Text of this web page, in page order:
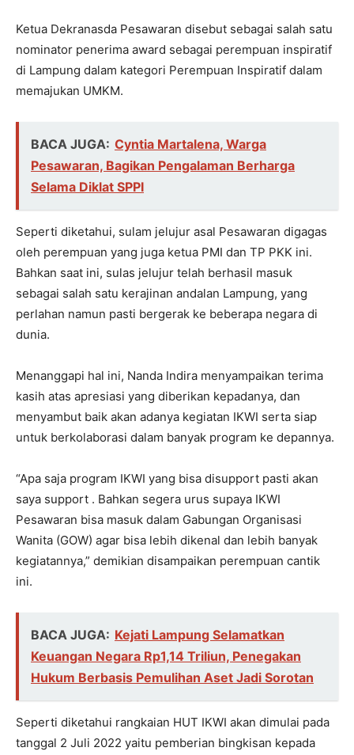
Ketua Dekranasda Pesawaran disebut sebagai salah satu
nominator penerima award sebagai perempuan inspiratif
di Lampung dalam kategori Perempuan Inspiratif dalam
memajukan UMKM.
BACA JUGA: Cyntia Martalena, Warga
Pesawaran, Bagikan Pengalaman Berharga
Selama Diklat SPPI
Seperti diketahui, sulam jelujur asal Pesawaran digagas
oleh perempuan yang juga ketua PMI dan TP PKK ini.
Bahkan saat ini, sulas jelujur telah berhasil masuk
sebagai salah satu kerajinan andalan Lampung, yang
perlahan namun pasti bergerak ke beberapa negara di
dunia.
Menanggapi hal ini, Nanda Indira menyampaikan terima
kasih atas apresiasi yang diberikan kepadanya, dan
menyambut baik akan adanya kegiatan IKWI serta siap
untuk berkolaborasi dalam banyak program ke depannya.
“Apa saja program IKWI yang bisa disupport pasti akan
saya support . Bahkan segera urus supaya IKWI
Pesawaran bisa masuk dalam Gabungan Organisasi
Wanita (GOW) agar bisa lebih dikenal dan lebih banyak
kegiatannya,” demikian disampaikan perempuan cantik
ini.
BACA JUGA: Kejati Lampung Selamatkan
Keuangan Negara Rp1,14 Triliun, Penegakan
Hukum Berbasis Pemulihan Aset Jadi Sorotan
Seperti diketahui rangkaian HUT IKWI akan dimulai pada
tanggal 2 Juli 2022 yaitu pemberian bingkisan kepada